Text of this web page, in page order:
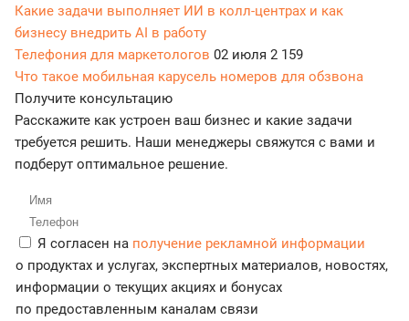
Какие задачи выполняет ИИ в колл-центрах и как
бизнесу внедрить AI в работу
Телефония для маркетологов 02 июля 2 159
Что такое мобильная карусель номеров для обзвона
Получите консультацию
Расскажите как устроен ваш бизнес и какие задачи
требуется решить. Наши менеджеры свяжутся с вами и
подберут оптимальное решение.
Я согласен на получение рекламной информации
о продуктах и услугах, экспертных материалов, новостях,
информации о текущих акциях и бонусах
по предоставленным каналам связи